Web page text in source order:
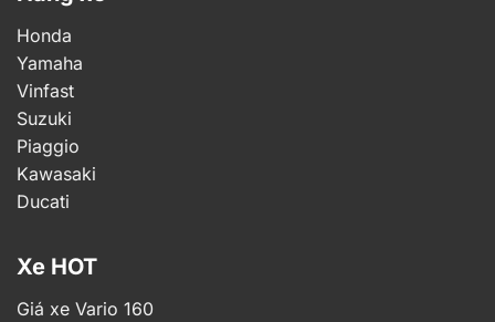
Honda
Yamaha
Vinfast
Suzuki
Piaggio
Kawasaki
Ducati
Xe HOT
Giá xe Vario 160